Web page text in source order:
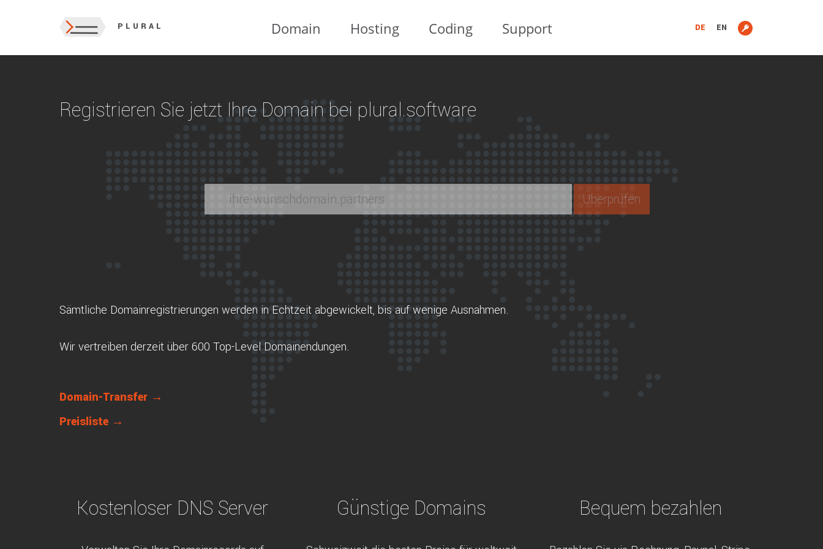
PLURAL Domain Hosting Coding Support DE EN
Registrieren Sie jetzt Ihre Domain bei plural.software
Sämtliche Domainregistrierungen werden in Echtzeit abgewickelt, bis auf wenige Ausnahmen.
Wir vertreiben derzeit über 600 Top-Level Domainendungen.
Domain-Transfer →
Preisliste →
Kostenloser DNS Server Günstige Domains Bequem bezahlen